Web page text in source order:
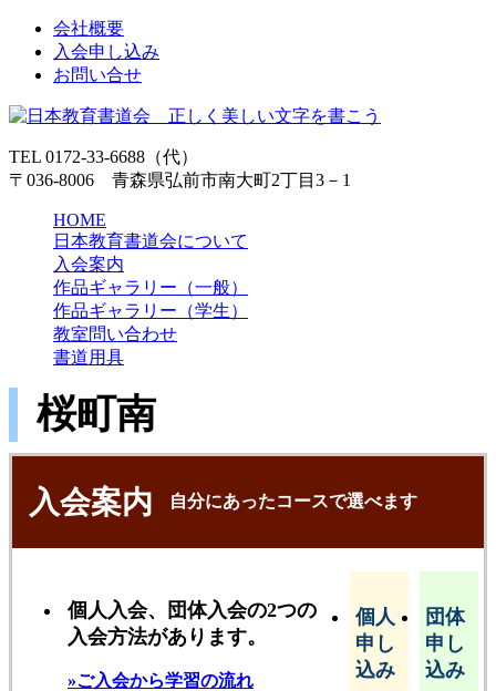
会社概要
入会申し込み
お問い合せ
TEL 0172-33-6688（代）
〒036-8006 青森県弘前市南大町2丁目3－1
HOME
日本教育書道会について
入会案内
作品ギャラリー（一般）
作品ギャラリー（学生）
教室問い合わせ
書道用具
桜町南
入会案内 自分にあったコースで選べます
個人入会、団体入会の2つの
入会方法があります。
»ご入会から学習の流れ
個人
申し
込み
団体
申し
込み